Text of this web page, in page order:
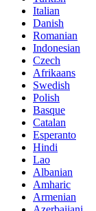
Italian
Danish
Romanian
Indonesian
Czech
Afrikaans
Swedish
Polish
Basque
Catalan
Esperanto
Hindi
Lao
Albanian
Amharic
Armenian